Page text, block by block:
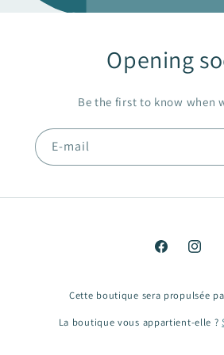
Opening
Be the first to know when
E-mail
Facebook
Cette boutique sera propulsée
La boutique vous appartient-elle ?